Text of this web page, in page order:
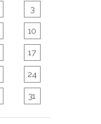
3
10
17
24
31